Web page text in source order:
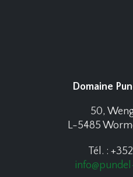
Domaine
50,
L-5485
Tél. :